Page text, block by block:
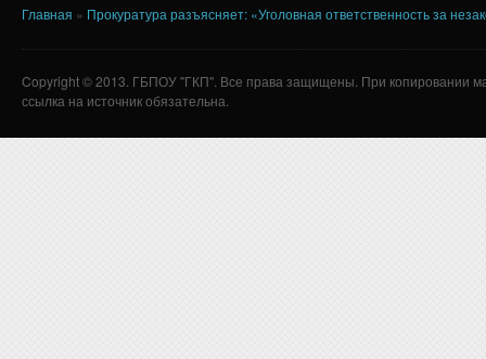
Вы здесь
Главная » Прокуратура разъясняет: «Уголовная ответственность за
Copyright © 2013. ГБПОУ "ГКП". Все права защищены. При копировании
ссылка на источник обязательна.